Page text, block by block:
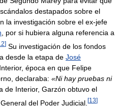
destapados sobre el
la investigación sobre el ex-jefe
, por si hubiera alguna referencia a
] Su investigación de los fondos
desde la etapa de José
época en que Felipe
declaraba: «Ni hay pruebas ni
de Interior, Garzón obtuvo el
del Poder Judicial. [13]